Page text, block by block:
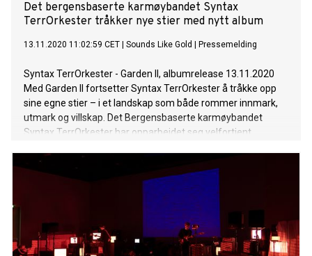
Det bergensbaserte karmøybandet Syntax
TerrOrkester tråkker nye stier med nytt album
13.11.2020 11:02:59 CET Sounds Like Gold Pressemelding
Syntax TerrOrkester - Garden II, albumrelease 13.11.2020
Med Garden II fortsetter Syntax TerrOrkester å tråkke opp
sine egne stier – i et landskap som både rommer innmark,
utmark og villskap. Det Bergensbaserte karmøybandet
Syntax TerrOrkester har opparbeidet seg velfortjent
og originale poetiske tekster på karmøydialekt. Nå er de
endelig ute med sitt femte studioalbum: Garden II,
soundtracket til novellefilmen Garden II, som hadde
premiere i 2018. Lytt her: https://orcd.co/syntaxterrorkester
Se filmen her: https://www.youtube.com/watch?
v=4bFkuGRMbRA&ab_channel=SyntaxTerrOrkester
Bandbesetningen består denne gang av Øyvind Solheim